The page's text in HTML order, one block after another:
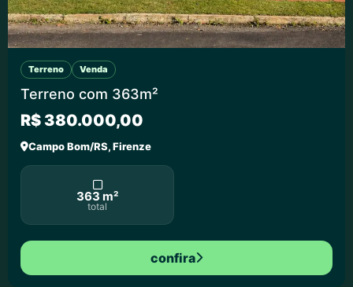
Terreno Venda
Terreno com 363m²
R$ 380.000,00
Campo Bom/RS, Firenze
363 m²
total
confira